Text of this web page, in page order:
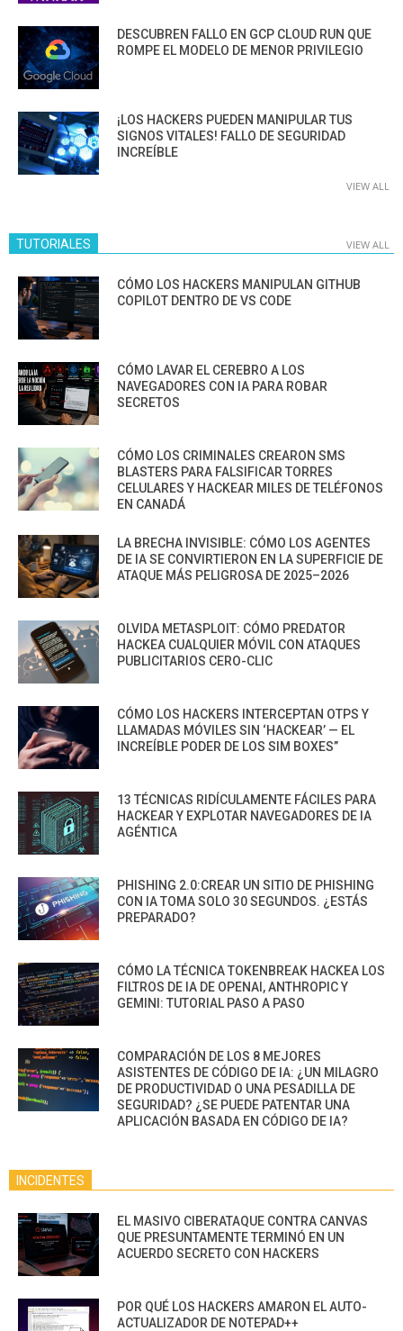
DESCUBREN FALLO EN GCP CLOUD RUN QUE
ROMPE EL MODELO DE MENOR PRIVILEGIO
¡LOS HACKERS PUEDEN MANIPULAR TUS
SIGNOS VITALES! FALLO DE SEGURIDAD
INCREÍBLE
VIEW ALL
TUTORIALES VIEW ALL
CÓMO LOS HACKERS MANIPULAN GITHUB
COPILOT DENTRO DE VS CODE
CÓMO LAVAR EL CEREBRO A LOS
NAVEGADORES CON IA PARA ROBAR
SECRETOS
CÓMO LOS CRIMINALES CREARON SMS
BLASTERS PARA FALSIFICAR TORRES
CELULARES Y HACKEAR MILES DE TELÉFONOS
EN CANADÁ
LA BRECHA INVISIBLE: CÓMO LOS AGENTES
DE IA SE CONVIRTIERON EN LA SUPERFICIE DE
ATAQUE MÁS PELIGROSA DE 2025–2026
OLVIDA METASPLOIT: CÓMO PREDATOR
HACKEA CUALQUIER MÓVIL CON ATAQUES
PUBLICITARIOS CERO-CLIC
CÓMO LOS HACKERS INTERCEPTAN OTPS Y
LLAMADAS MÓVILES SIN ‘HACKEAR’ — EL
INCREÍBLE PODER DE LOS SIM BOXES”
13 TÉCNICAS RIDÍCULAMENTE FÁCILES PARA
HACKEAR Y EXPLOTAR NAVEGADORES DE IA
AGÉNTICA
PHISHING 2.0:CREAR UN SITIO DE PHISHING
CON IA TOMA SOLO 30 SEGUNDOS. ¿ESTÁS
PREPARADO?
CÓMO LA TÉCNICA TOKENBREAK HACKEA LOS
FILTROS DE IA DE OPENAI, ANTHROPIC Y
GEMINI: TUTORIAL PASO A PASO
COMPARACIÓN DE LOS 8 MEJORES
ASISTENTES DE CÓDIGO DE IA: ¿UN MILAGRO
DE PRODUCTIVIDAD O UNA PESADILLA DE
SEGURIDAD? ¿SE PUEDE PATENTAR UNA
APLICACIÓN BASADA EN CÓDIGO DE IA?
INCIDENTES
EL MASIVO CIBERATAQUE CONTRA CANVAS
QUE PRESUNTAMENTE TERMINÓ EN UN
ACUERDO SECRETO CON HACKERS
POR QUÉ LOS HACKERS AMARON EL AUTO-
ACTUALIZADOR DE NOTEPAD++